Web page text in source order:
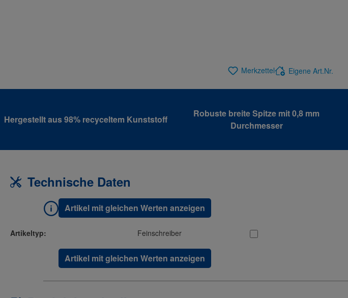
Merkzettel Eigene Art.Nr.
Hergestellt aus 98% recyceltem Kunststoff
Robuste breite Spitze mit 0,8 mm
Durchmesser
Technische Daten
Artikel mit gleichen Werten anzeigen
Artikeltyp: Feinschreiber
Artikel mit gleichen Werten anzeigen